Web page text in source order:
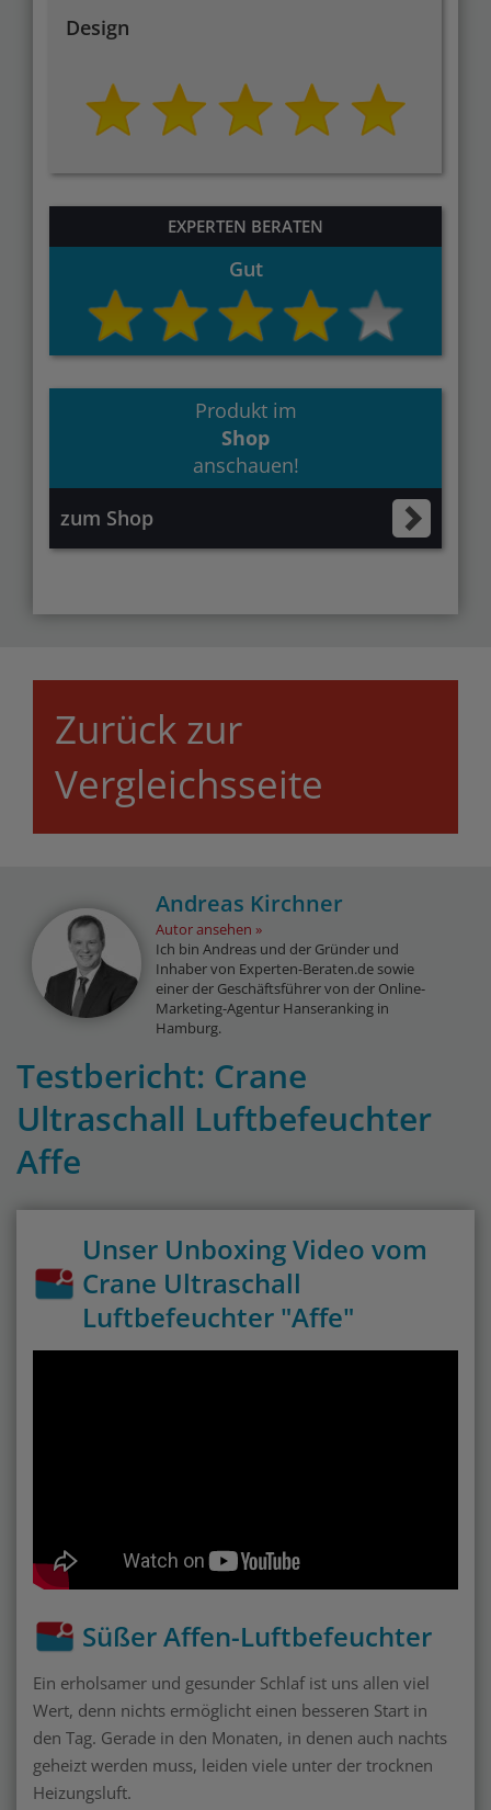
Design
EXPERTEN BERATEN
Gut
Produkt im
Shop
anschauen!
zum Shop
Zurück zur
Vergleichsseite
Andreas Kirchner
Autor ansehen
Ich bin Andreas und der Gründer und
Inhaber von Experten-Beraten.de sowie
einer der Geschäftsführer von der Online-
Marketing-Agentur Hanseranking in
Hamburg.
Testbericht: Crane
Ultraschall Luftbefeuchter
Affe
Unser Unboxing Video vom
Crane Ultraschall
Luftbefeuchter "Affe"
Süßer Affen-Luftbefeuchter
Ein erholsamer und gesunder Schlaf ist uns allen viel
Wert, denn nichts ermöglicht einen besseren Start in
den Tag. Gerade in den Monaten, in denen auch nachts
geheizt werden muss, leiden viele unter der trocknen
Heizungsluft.